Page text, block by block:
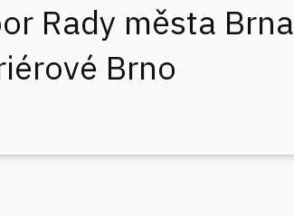
Rady města Brna
Brno